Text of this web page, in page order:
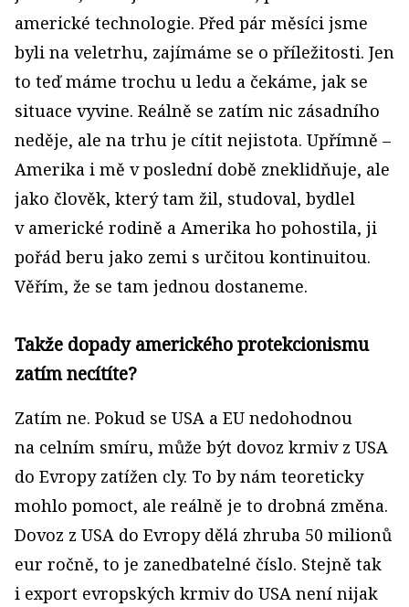
americké technologie. Před pár měsíci jsme
byli na veletrhu, zajímáme se o příležitosti. Jen
to teď máme trochu u ledu a čekáme, jak se
situace vyvine. Reálně se zatím nic zásadního
neděje, ale na trhu je cítit nejistota. Upřímně –
Amerika i mě v poslední době zneklidňuje, ale
jako člověk, který tam žil, studoval, bydlel
v americké rodině a Amerika ho pohostila, ji
pořád beru jako zemi s určitou kontinuitou.
Věřím, že se tam jednou dostaneme.
Takže dopady amerického protekcionismu
zatím necítíte?
Zatím ne. Pokud se USA a EU nedohodnou
na celním smíru, může být dovoz krmiv z USA
do Evropy zatížen cly. To by nám teoreticky
mohlo pomoct, ale reálně je to drobná změna.
Dovoz z USA do Evropy dělá zhruba 50 milionů
eur ročně, to je zanedbatelné číslo. Stejně tak
i export evropských krmiv do USA není nijak